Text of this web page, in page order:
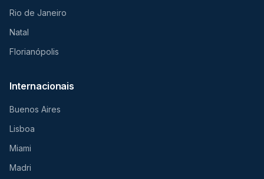
Rio de Janeiro
Natal
Florianópolis
Internacionais
Buenos Aires
Lisboa
Miami
Madri